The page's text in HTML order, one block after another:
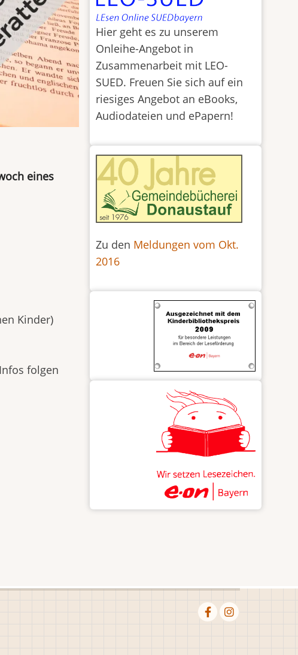
eines
Kinder)
folgen
Hier geht es zu unserem
Onleihe-Angebot in
Zusammenarbeit mit LEO-
SUED. Freuen Sie sich auf ein
riesiges Angebot an eBooks,
Audiodateien und ePapern!
Zu den Meldungen vom Okt.
2016